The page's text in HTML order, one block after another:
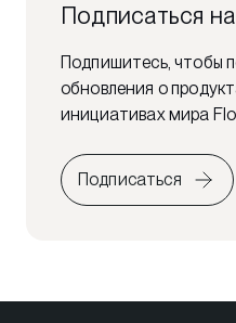
Подписаться
Подпишитесь, чтобы
обновления о
инициативах мира
Подписаться